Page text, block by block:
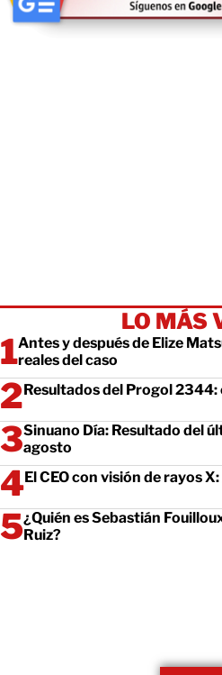
LO MÁS
Antes y después de Elize
reales del caso
Resultados del Progol
Sinuano Día: Resultado del
agosto
El CEO con visión de rayos
¿Quién es Sebastián
Ruiz?